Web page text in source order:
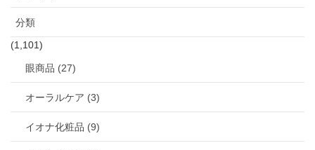
分類
(1,101)
眼商品 (27)
オーラルケア (3)
イオナ化粧品 (9)